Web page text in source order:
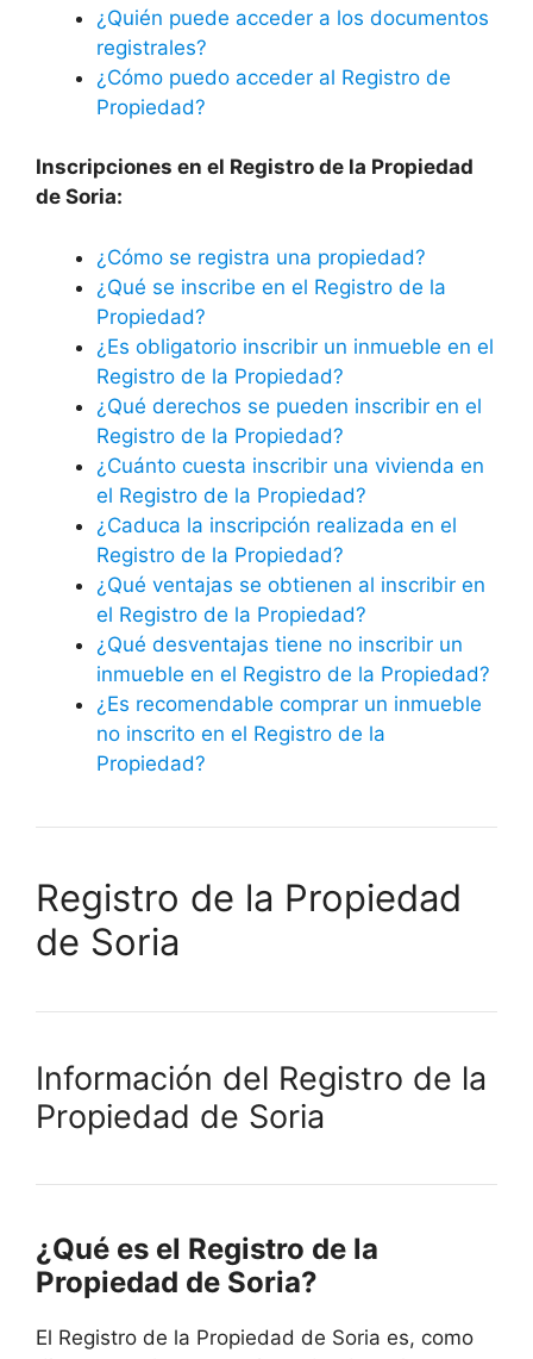
¿Quién puede acceder a los documentos
registrales?
¿Cómo puedo acceder al Registro de
Propiedad?
Inscripciones en el Registro de la Propiedad
de Soria:
¿Cómo se registra una propiedad?
¿Qué se inscribe en el Registro de la
Propiedad?
¿Es obligatorio inscribir un inmueble en el
Registro de la Propiedad?
¿Qué derechos se pueden inscribir en el
Registro de la Propiedad?
¿Cuánto cuesta inscribir una vivienda en
el Registro de la Propiedad?
¿Caduca la inscripción realizada en el
Registro de la Propiedad?
¿Qué ventajas se obtienen al inscribir en
el Registro de la Propiedad?
¿Qué desventajas tiene no inscribir un
inmueble en el Registro de la Propiedad?
¿Es recomendable comprar un inmueble
no inscrito en el Registro de la
Propiedad?
Registro de la Propiedad
de Soria
Información del Registro de la
Propiedad de Soria
¿Qué es el Registro de la
Propiedad de Soria?
El Registro de la Propiedad de Soria es, como